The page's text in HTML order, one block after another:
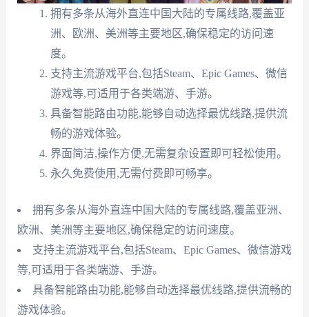
拥有多条从海外直连中国大陆的专属线路,覆盖亚
洲、欧洲、美洲等主要地区,确保稳定的访问速
度。
支持主流游戏平台,包括Steam、Epic Games、微信
游戏等,可适用于各类端游、手游。
具备智能路由功能,能够自动选择最优线路,提供流
畅的游戏体验。
界面简洁,操作方便,无需复杂设置即可轻松使用。
永久免费使用,无需付费即可畅享。
拥有多条从海外直连中国大陆的专属线路,覆盖亚洲、
欧洲、美洲等主要地区,确保稳定的访问速度。
支持主流游戏平台,包括Steam、Epic Games、微信游戏
等,可适用于各类端游、手游。
具备智能路由功能,能够自动选择最优线路,提供流畅的
游戏体验。